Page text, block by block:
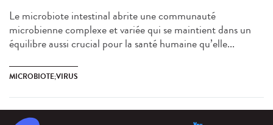
Le microbiote intestinal abrite une communauté
microbienne complexe et variée qui se maintient dans un
équilibre aussi crucial pour la santé humaine qu’elle...
MICROBIOTE;VIRUS